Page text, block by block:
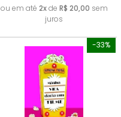
ou em até 2xde R$ 20,00 sem
juros
-33%